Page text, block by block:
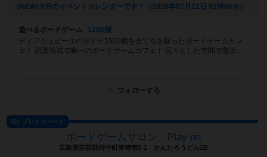
[NEW] 8月のイベントカレンダーです！（2026年07月22日 01時06分）
遊べるボードゲーム
1206個
ディアシュピールのボドゲ1500個を全て引き取ったボードゲームカフ
ェ！ 西濃地域で唯一のボードゲームカフェ！ 広々とした空間で贅沢...
フォローする
プレイスペース
ボードゲームサロン Play on
広島県安芸郡府中町青崎南5-1 かんたろうビル2B